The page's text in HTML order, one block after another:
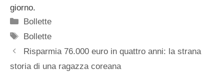
giorno.
Categorie
Bollette
Tag
Bollette
Risparmia 76.000 euro in quattro anni: la strana
storia di una ragazza coreana